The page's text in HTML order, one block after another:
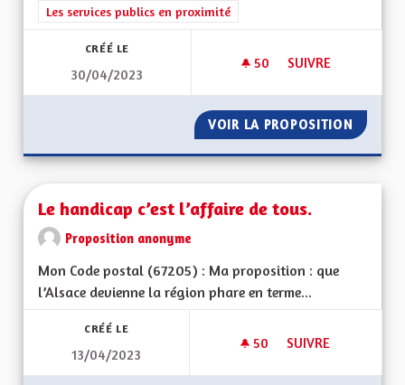
Filtrer les résultats de la catégorie : Les services publics en
Les services publics en proximité
CRÉÉ LE
30/04/2023
50 50 ABONNÉS
SUIVRE
VOIR LA PROPOSITION ÉTAT
Le handicap c’est l’affaire de tous.
Proposition anonyme
Mon Code postal (67205) : Ma proposition : que
l’Alsace devienne la région phare en terme...
CRÉÉ LE
13/04/2023
50 50 ABONNÉS
SUIVRE